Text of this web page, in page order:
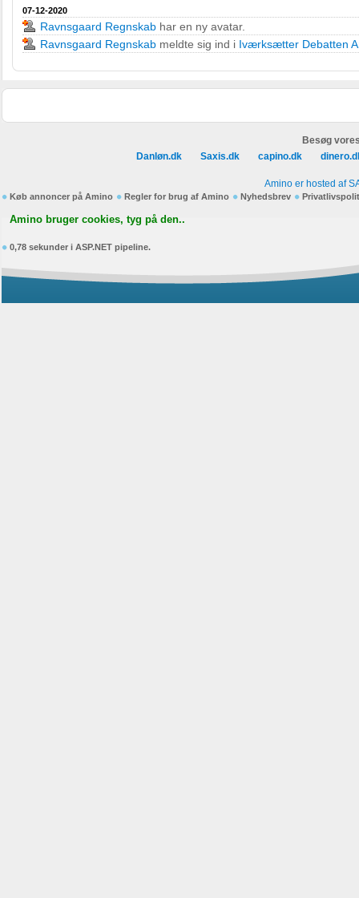
07-12-2020
Ravnsgaard Regnskab har en ny avatar.
Ravnsgaard Regnskab meldte sig ind i Iværksætter Debatten
Besøg
Danløn.dk
Saxis.dk capino.dk
Amino er hosted af
Køb annoncer på Amino Regler for brug af Amino Nyhedsbrev
Amino bruger cookies, tyg på den..
0,78 sekunder i ASP.NET pipeline.